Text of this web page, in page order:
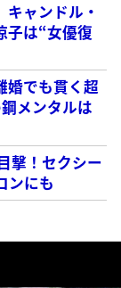
キャンドル・
は“女優復
婚でも貫く超
メンタルは
撃！セクシー
ンにも